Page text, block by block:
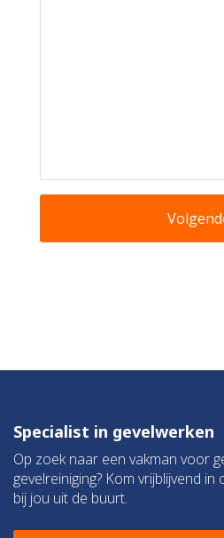
Specialist in gevelwerken
Op zoek naar een vakman voor
gevelreiniging? Kom vrijblijvend
bij jou uit de buurt.